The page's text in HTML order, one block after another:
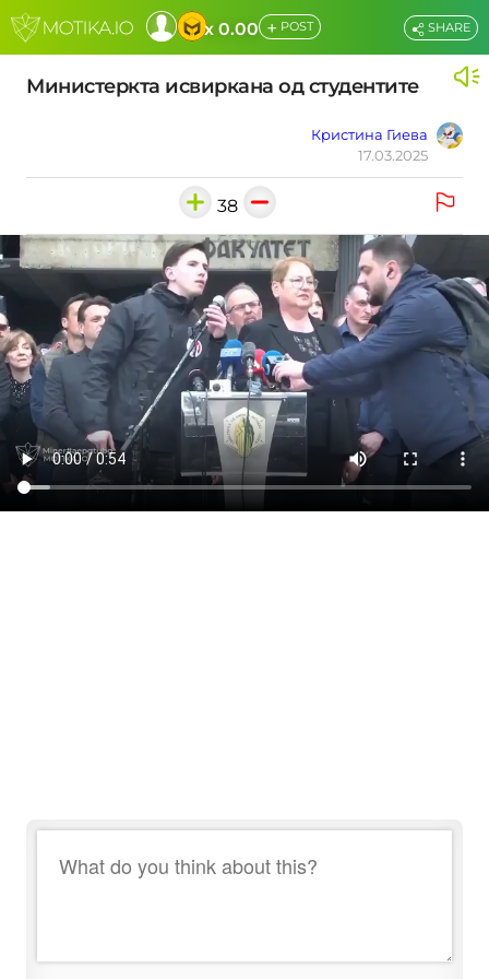
x 0.00 + POST
Министеркта исвиркана од студентите
Кристина Гиева
17.03.2025
SHARE
38